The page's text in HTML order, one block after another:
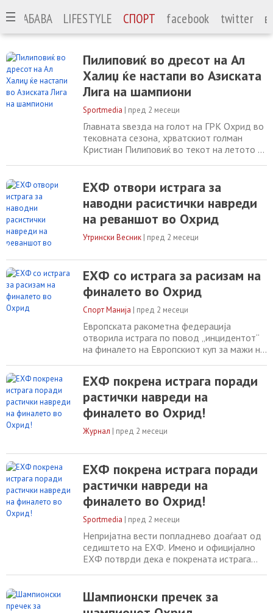
ЗАБАВА LIFESTYLE СПОРТ facebook twitter
Пилиповиќ во дресот на Ал
Халиџ ќе настапи во Азиската
Лига на шампиони
Sportmedia | пред 2 месеци
Главната ѕвезда на голот на ГРК Охрид во
тековната сезона, хрватскиот голман
Кристиан Пилиповиќ во текот на летото ќе
го освоИ ЕХФ Европскиот куп следната
сезона ќе го носи дресот на швајцарски
Криенс, но летово ќе биде дел од
саудискиот тим во рамките на Азиската
ЕХФ отвори истрага за
наводни расистички навреди
на реваншот во Охрид
Утрински Весник | пред 2 месеци
ЕХФ со истрага за расизам на
финалето во Охрид
Спорт Манија | пред 2 месеци
Европската ракометна федерација
отворила истрага по повод „инцидентот“
на финалето на Европскиот куп за мажи на
расистички навреди од трибините
насочени кон играчот на Татабања,
Баптист Даматрен. „ЕХФ нагласува дека
нема место за расизам во европскиот
ракомет и како организација
ЕХФ покрена истрага поради
растички навреди на
финалето во Охрид!
Журнал | пред 2 месеци
ЕХФ покрена истрага поради
растички навреди на
финалето во Охрид!
Sportmedia | пред 2 месеци
Непријатна вести попладнево доаѓаат од
седиштето на ЕХФ. Имено и официјално
ЕХФ потврди дека е покрената истрага
салата “Билјанини извори“. Да потсетиме
дека нашиот претставник и во тој меч
Шампионски пречек за